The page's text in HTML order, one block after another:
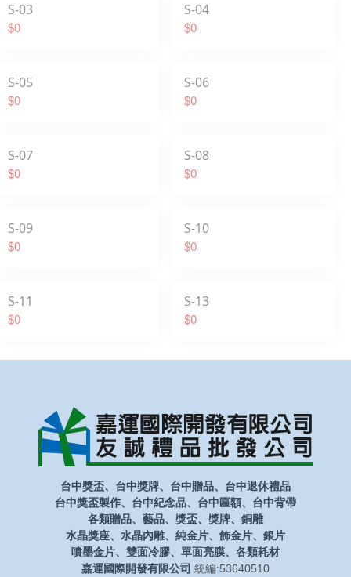
S-03
$0
S-04
$0
S-05
$0
S-06
$0
S-07
$0
S-08
$0
S-09
$0
S-10
$0
S-11
$0
S-13
$0
台中獎盃、台中獎牌、台中贈品、台中退休禮品
台中獎盃製作、台中紀念品、台中匾額、台中背帶
各類贈品、藝品、獎盃、獎牌、銅雕
水晶獎座、水晶內雕、純金片、飾金片、銀片
噴墨金片、雙面冷膠、單面亮膜、各類耗材
嘉運國際開發有限公司 統編:53640510